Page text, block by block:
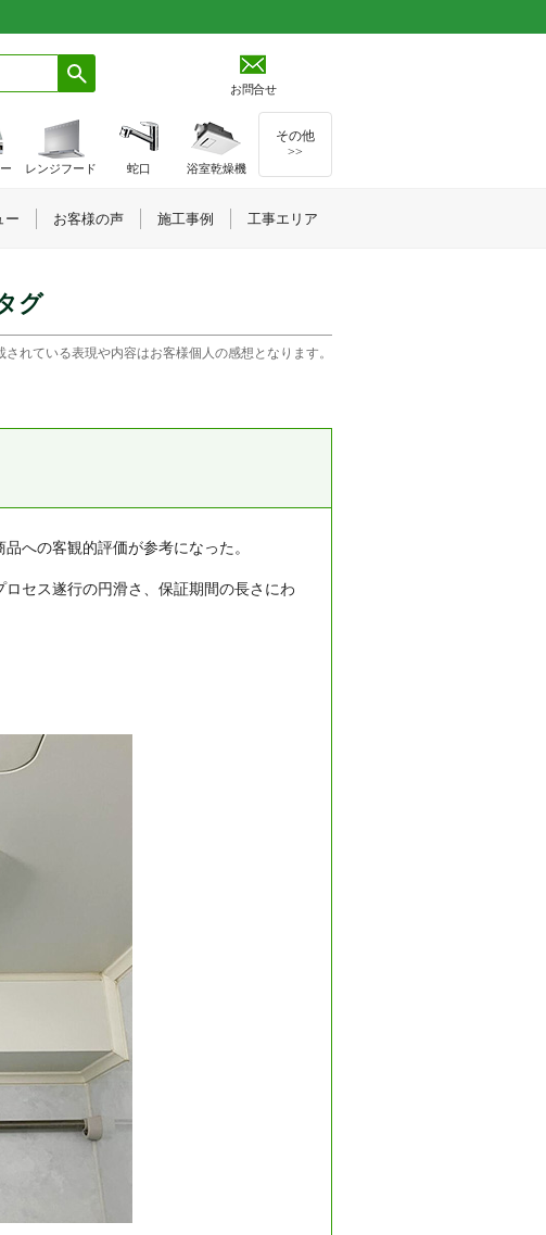
お問合せ
グ
れている表現や内容はお客様個人の感想となります。
への客観的評価が参考になった。
セス遂行の円滑さ、保証期間の長さにわ
レンジフード 蛇口 浴室乾燥機
その他
>>
ー お客様の声 施工事例 工事エリア